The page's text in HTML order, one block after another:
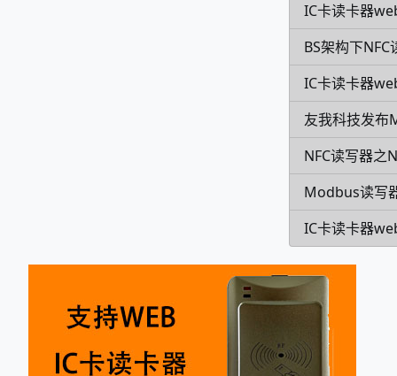
IC卡读卡器
BS架构下
IC卡读卡器
友我科技发布
NFC读写器之
Modbus读写
IC卡读卡器